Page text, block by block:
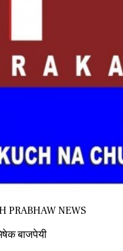
PRABHAW NEWS
बाजपेयी